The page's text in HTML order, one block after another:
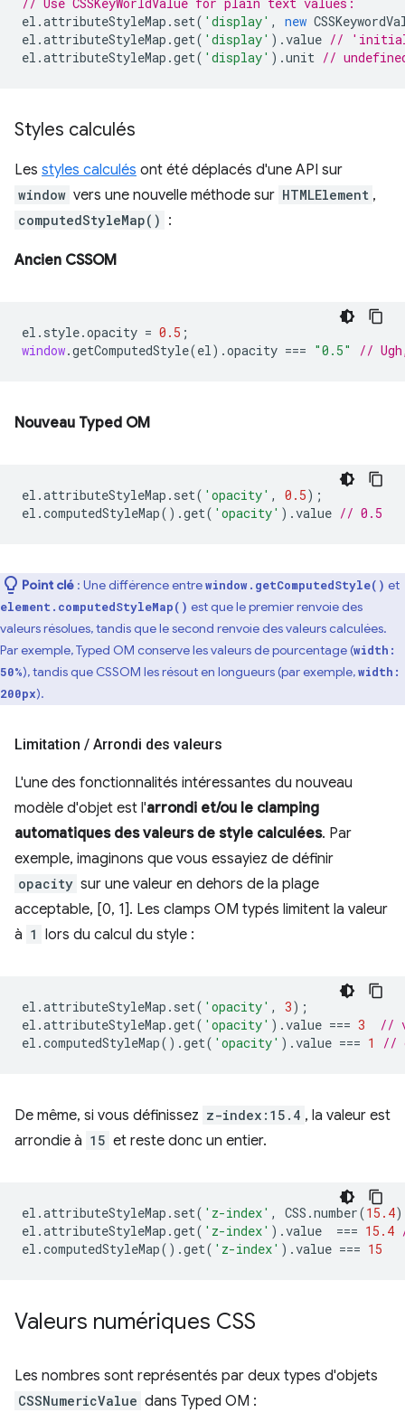
el .attributeStyleMap . set( 'display' , new
el .attributeStyleMap .get( 'display' ).value //
el .attributeStyleMap .get( 'display' ).unit //
Styles calculés
Les styles calculés ont été déplacés d'une API sur
window vers une nouvelle méthode sur HTMLElement ,
computedStyleMap() :
Ancien CSSOM
el . style.opacity = 0.5 ;
window.getComputedStyle(el).opacity === "0.5" //
Nouveau Typed OM
el .attributeStyleMap . set( 'opacity' , 0.5);
el .computedStyleMap().get( 'opacity' ).value // 0.5
Point clé : Une différence entrewindow.getComputedStyle() et
element.computedStyleMap() est que le premier renvoie des
valeurs résolues, tandis que le second renvoie des valeurs calculées.
Par exemple, Typed OM conserve les valeurs de pourcentage (width:
50%), tandis que CSSOM les résout en longueurs (par exemple,width:
200px).
Limitation / Arrondi des valeurs
L'une des fonctionnalités intéressantes du nouveau
modèle d'objet est l'arrondi et/ou le clamping
automatiques des valeurs de style calculées. Par
exemple, imaginons que vous essayiez de définir
opacity sur une valeur en dehors de la plage
acceptable, [0, 1]. Les clamps OM typés limitent la valeur
à 1 lors du calcul du style :
el .attributeStyleMap . set( 'opacity' , 3);
el .attributeStyleMap .get( 'opacity' ).value === 3
//
el .computedStyleMap().get( 'opacity' ).value === 1 //
De même, si vous définissez z-index:15.4 , la valeur est
arrondie à 15 et reste donc un entier.
el .attributeStyleMap . set( 'z-index' , CSS .number(15.4
el .attributeStyleMap .get( 'z-index' ).value === 15.4
el .computedStyleMap().get( 'z-index' ).value === 15
Valeurs numériques CSS
Les nombres sont représentés par deux types d'objets
CSSNumericValue dans Typed OM :